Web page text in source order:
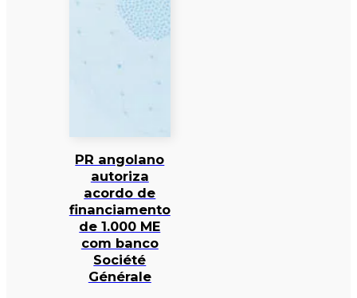
PR angolano
autoriza
acordo de
financiamento
de 1.000 ME
com banco
Société
Générale